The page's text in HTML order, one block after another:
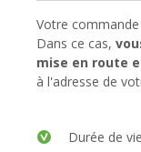
Votre
Dans ce cas,
mise en route
à l'adresse de
Durée de